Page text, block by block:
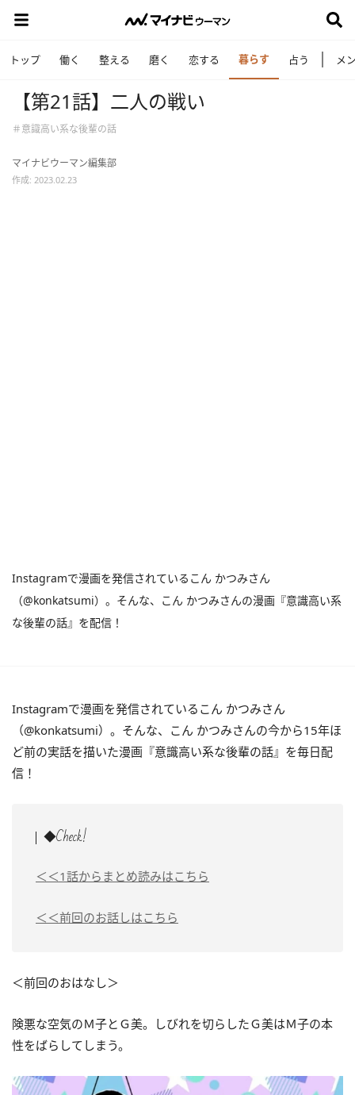
トップ 働く 整える 磨く 恋する 暮らす 占う メ
【第21話】二人の戦い
＃意識高い系な後輩の話
マイナビウーマン編集部
作成: 2023.02.23
Instagramで漫画を発信されているこん かつみさん
（@konkatsumi）。そんな、こん かつみさんの漫画『意識高い系
な後輩の話』を配信！
Instagramで漫画を発信されているこん かつみさん
（@konkatsumi）。そんな、こん かつみさんの今から15年ほ
ど前の実話を描いた漫画『意識高い系な後輩の話』を毎日配
信！
◆Check!
＜＜1話からまとめ読みはこちら
＜＜前回のお話しはこちら
＜前回のおはなし＞
険悪な空気のＭ子とＧ美。しびれを切らしたＧ美はＭ子の本
性をばらしてしまう。